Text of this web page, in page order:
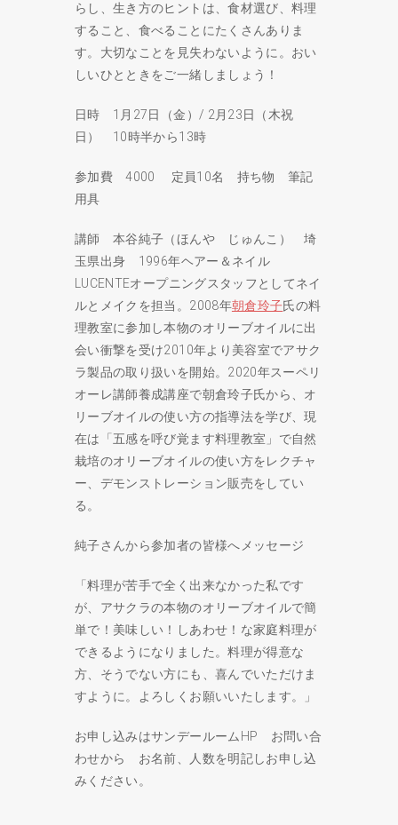
らし、生き方のヒントは、食材選び、料理
すること、食べることにたくさんありま
す。大切なことを見失わないように。おい
しいひとときをご一緒しましょう！
日時 1月27日（金）/ 2月23日（木祝
日） 10時半から13時
参加費 4000 定員10名 持ち物 筆記
用具
講師 本谷純子（ほんや じゅんこ） 埼
玉県出身 1996年ヘアー＆ネイル
LUCENTEオープニングスタッフとしてネイ
ルとメイクを担当。2008年朝倉玲子氏の料
理教室に参加し本物のオリーブオイルに出
会い衝撃を受け2010年より美容室でアサク
ラ製品の取り扱いを開始。2020年スーペリ
オーレ講師養成講座で朝倉玲子氏から、オ
リーブオイルの使い方の指導法を学び、現
在は「五感を呼び覚ます料理教室」で自然
栽培のオリーブオイルの使い方をレクチャ
ー、デモンストレーション販売をしてい
る。
純子さんから参加者の皆様へメッセージ
「料理が苦手で全く出来なかった私です
が、アサクラの本物のオリーブオイルで簡
単で！美味しい！しあわせ！な家庭料理が
できるようになりました。料理が得意な
方、そうでない方にも、喜んでいただけま
すように。よろしくお願いいたします。」
お申し込みはサンデールームHP お問い合
わせから お名前、人数を明記しお申し込
みください。